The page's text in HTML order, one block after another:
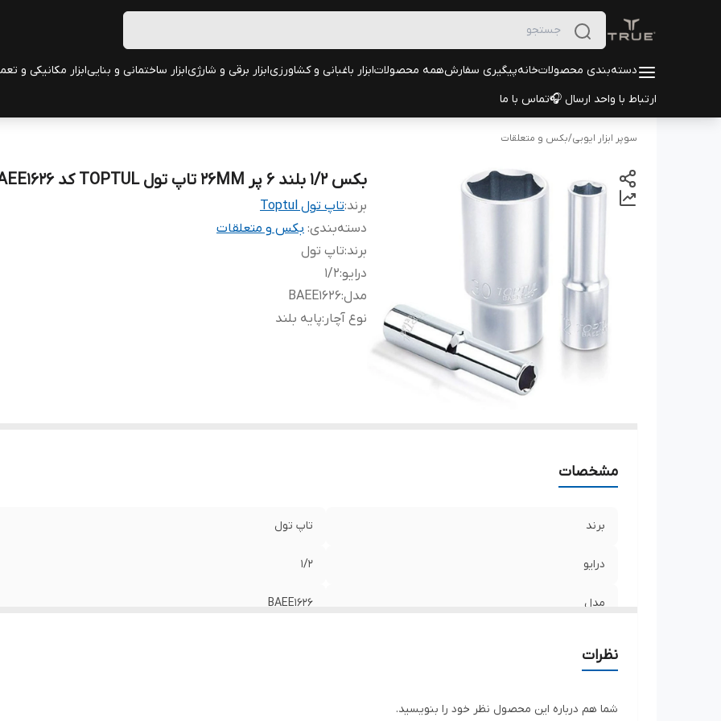
دسته‌بندی محصولاتخانهپیگیری سفارشهمه محصولاتابزار باغبانی و کشاورزیابزار برقی و شارژیابزار ساختمانی و بناییابزار مکانیکی و
ارتباط با واحد ارسال 🎧تماس با ما
سوپر ابزار ایوبی/بکس و متعلقات
بکس 1/2 بلند 6 پر 26MM تاپ تول TOPTUL کد BAEE1626
برند:تاپ تول Toptul
دسته‌بندی: بکس و متعلقات
برند:تاپ تول
درایو:
1/2
مدل:
BAEE1626
نوع آچار :پایه بلند
مشخصات
برند تاپ تول
درایو 1/2
مدل BAEE1626
نظرات
شما هم درباره این محصول نظر خود را بنویسید.